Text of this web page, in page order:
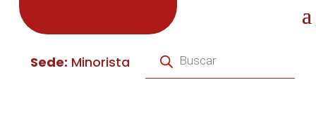
Sede: Minorista de
productos